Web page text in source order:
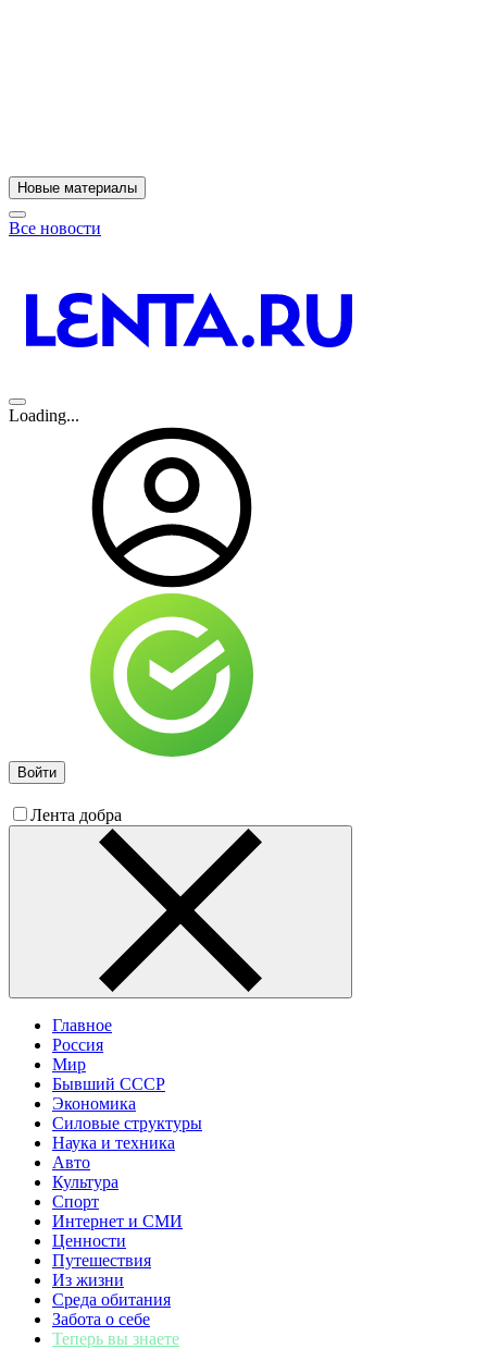
Новые материалы
Все новости
Loading...
Войти
Лента добра
Главное
Россия
Мир
Бывший СССР
Экономика
Силовые структуры
Наука и техника
Авто
Культура
Спорт
Интернет и СМИ
Ценности
Путешествия
Из жизни
Среда обитания
Забота о себе
Теперь вы знаете